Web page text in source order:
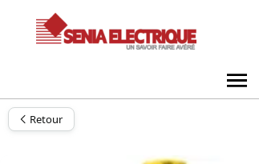
Retour